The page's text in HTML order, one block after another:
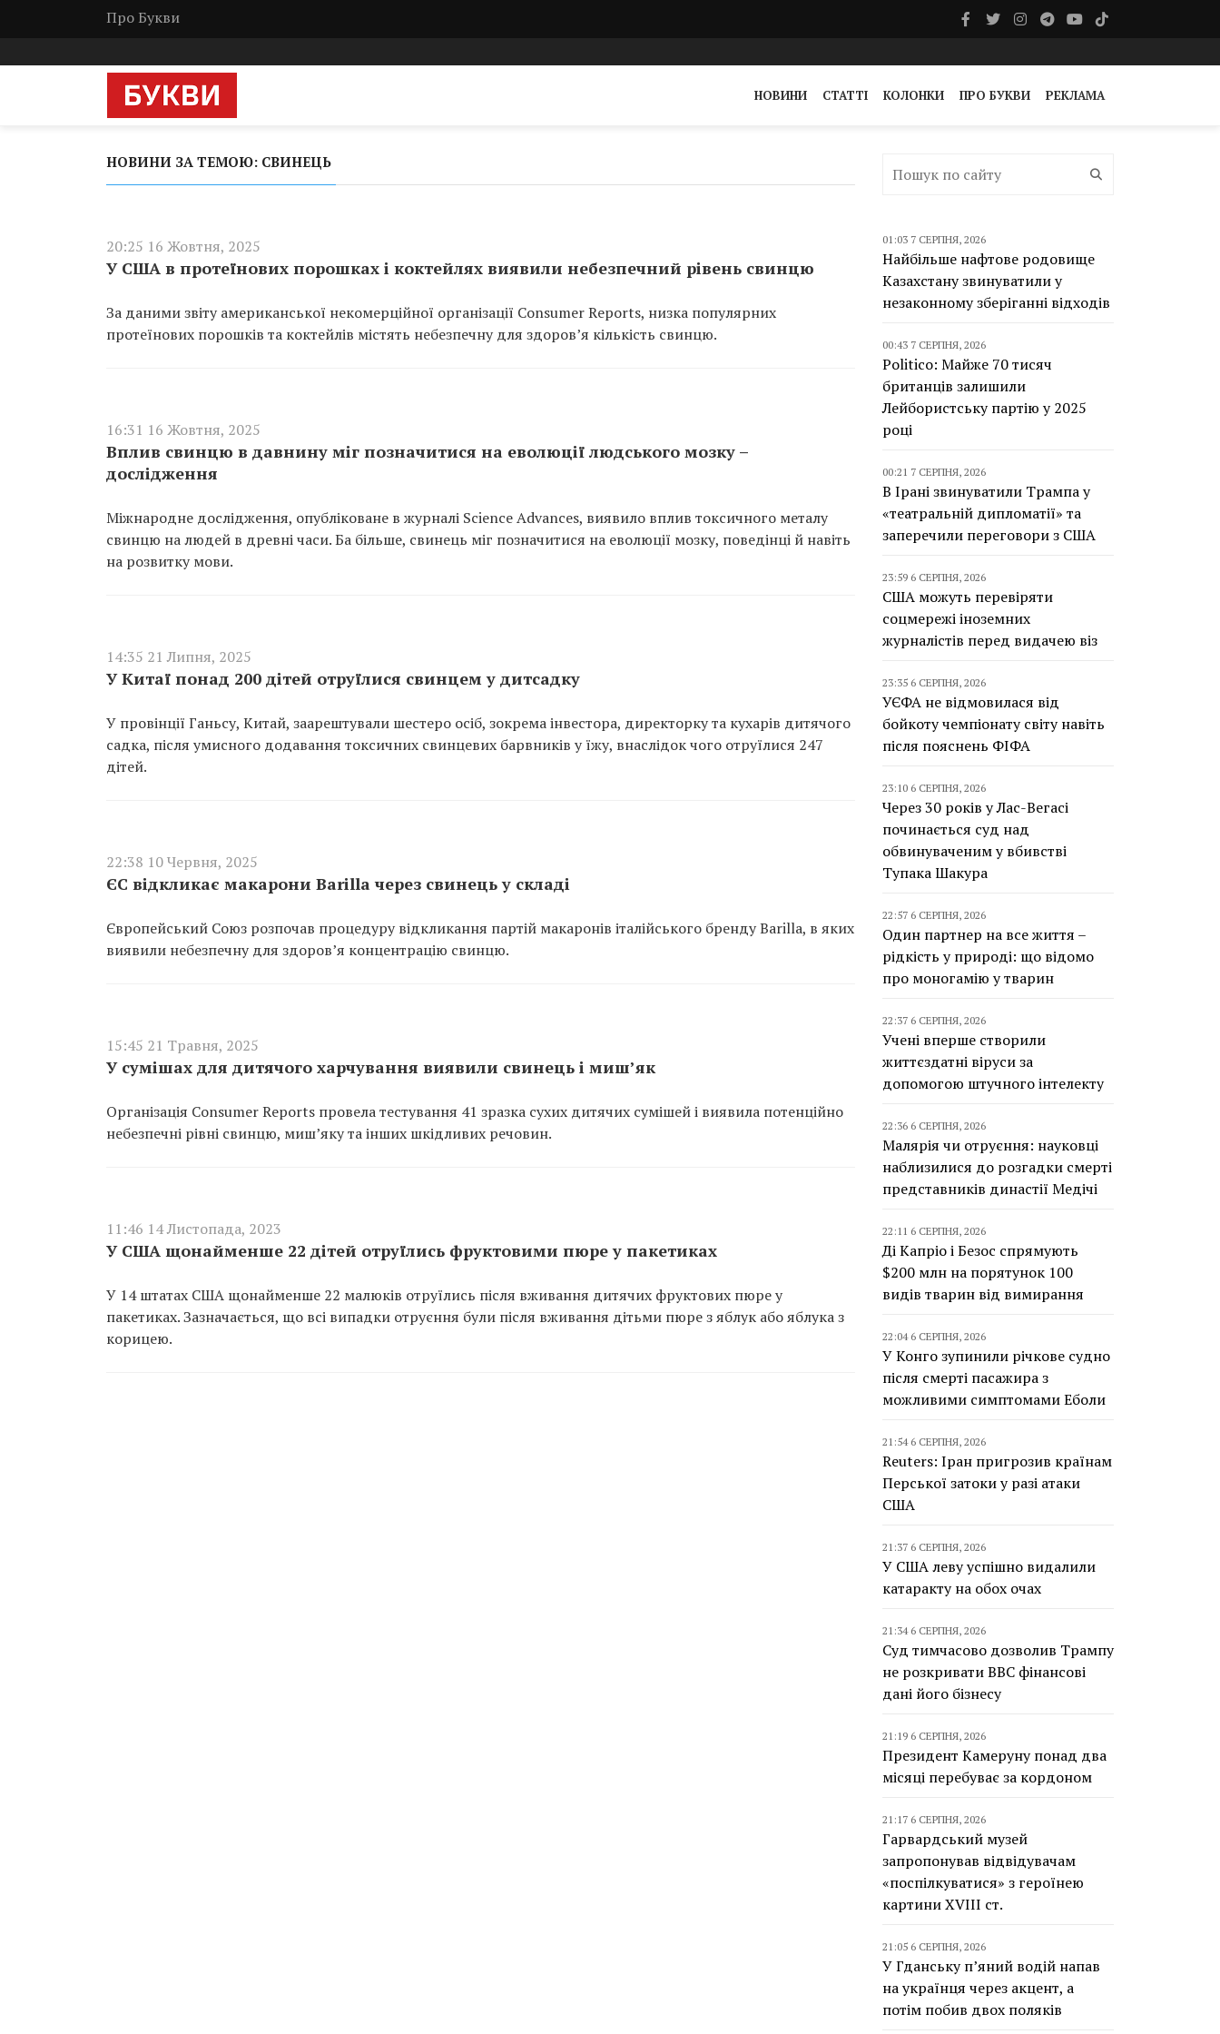
Про Букви
НОВИНИ СТАТТІ КОЛОНКИ ПРО БУКВИ РЕКЛАМА
НОВИНИ ЗА ТЕМОЮ: СВИНЕЦЬ
20:25 16 Жовтня, 2025
У США в протеїнових порошках і коктейлях виявили небезпечний рівень свинцю
За даними звіту американської некомерційної організації Consumer Reports, низка популярних
протеїнових порошків та коктейлів містять небезпечну для здоров’я кількість свинцю.
16:31 16 Жовтня, 2025
Вплив свинцю в давнину міг позначитися на еволюції людського мозку –
дослідження
Міжнародне дослідження, опубліковане в журналі Science Advances, виявило вплив токсичного металу
свинцю на людей в древні часи. Ба більше, свинець міг позначитися на еволюції мозку, поведінці й навіть
на розвитку мови.
14:35 21 Липня, 2025
У Китаї понад 200 дітей отруїлися свинцем у дитсадку
У провінції Ганьсу, Китай, заарештували шестеро осіб, зокрема інвестора, директорку та кухарів дитячого
садка, після умисного додавання токсичних свинцевих барвників у їжу, внаслідок чого отруїлися 247
дітей.
22:38 10 Червня, 2025
ЄС відкликає макарони Barilla через свинець у складі
Європейський Союз розпочав процедуру відкликання партій макаронів італійського бренду Barilla, в яких
виявили небезпечну для здоров’я концентрацію свинцю.
15:45 21 Травня, 2025
У сумішах для дитячого харчування виявили свинець і миш’як
Організація Consumer Reports провела тестування 41 зразка сухих дитячих сумішей і виявила потенційно
небезпечні рівні свинцю, миш’яку та інших шкідливих речовин.
11:46 14 Листопада, 2023
У США щонайменше 22 дітей отруїлись фруктовими пюре у пакетиках
У 14 штатах США щонайменше 22 малюків отруїлись після вживання дитячих фруктових пюре у
пакетиках. Зазначається, що всі випадки отруєння були після вживання дітьми пюре з яблук або яблука з
корицею.
01:03 7 СЕРПНЯ, 2026
Найбільше нафтове родовище
Казахстану звинуватили у
незаконному зберіганні відходів
00:43 7 СЕРПНЯ, 2026
Politico: Майже 70 тисяч
британців залишили
Лейбористську партію у 2025
році
00:21 7 СЕРПНЯ, 2026
В Ірані звинуватили Трампа у
«театральній дипломатії» та
заперечили переговори з США
23:59 6 СЕРПНЯ, 2026
США можуть перевіряти
соцмережі іноземних
журналістів перед видачею віз
23:35 6 СЕРПНЯ, 2026
УЄФА не відмовилася від
бойкоту чемпіонату світу навіть
після пояснень ФІФА
23:10 6 СЕРПНЯ, 2026
Через 30 років у Лас-Вегасі
починається суд над
обвинуваченим у вбивстві
Тупака Шакура
22:57 6 СЕРПНЯ, 2026
Один партнер на все життя –
рідкість у природі: що відомо
про моногамію у тварин
22:37 6 СЕРПНЯ, 2026
Учені вперше створили
життєздатні віруси за
допомогою штучного інтелекту
22:36 6 СЕРПНЯ, 2026
Малярія чи отруєння: науковці
наблизилися до розгадки смерті
представників династії Медічі
22:11 6 СЕРПНЯ, 2026
Ді Капріо і Безос спрямують
$200 млн на порятунок 100
видів тварин від вимирання
22:04 6 СЕРПНЯ, 2026
У Конго зупинили річкове судно
після смерті пасажира з
можливими симптомами Еболи
21:54 6 СЕРПНЯ, 2026
Reuters: Іран пригрозив країнам
Перської затоки у разі атаки
США
21:37 6 СЕРПНЯ, 2026
У США леву успішно видалили
катаракту на обох очах
21:34 6 СЕРПНЯ, 2026
Суд тимчасово дозволив Трампу
не розкривати BBC фінансові
дані його бізнесу
21:19 6 СЕРПНЯ, 2026
Президент Камеруну понад два
місяці перебуває за кордоном
21:17 6 СЕРПНЯ, 2026
Гарвардський музей
запропонував відвідувачам
«поспілкуватися» з героїнею
картини XVIII ст.
21:05 6 СЕРПНЯ, 2026
У Гданську п’яний водій напав
на українця через акцент, а
потім побив двох поляків